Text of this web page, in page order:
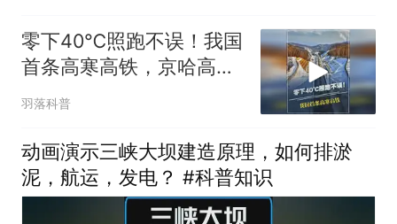
零下40℃照跑不误！我国
首条高寒高铁，京哈高铁
为啥不走辽西走廊？
羽落科普
动画演示三峡大坝建造原理，如何排淤
泥，航运，发电？ #科普知识